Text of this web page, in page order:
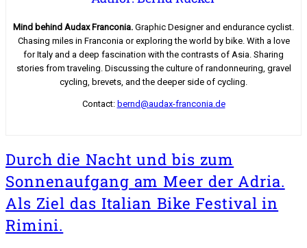
Mind behind Audax Franconia. Graphic Designer and endurance cyclist.
Chasing miles in Franconia or exploring the world by bike. With a love
for Italy and a deep fascination with the contrasts of Asia. Sharing
stories from traveling. Discussing the culture of randonneuring, gravel
cycling, brevets, and the deeper side of cycling.
Contact: bernd@audax-franconia.de
Durch die Nacht und bis zum
Sonnenaufgang am Meer der Adria.
Als Ziel das Italian Bike Festival in
Rimini.